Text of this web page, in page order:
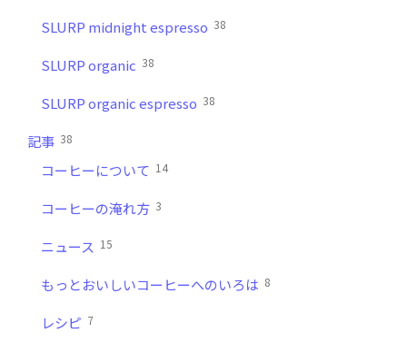
SLURP midnight espresso 38
SLURP organic 38
SLURP organic espresso 38
記事 38
コーヒーについて 14
コーヒーの淹れ方 3
ニュース 15
もっとおいしいコーヒーへのいろは 8
レシピ 7